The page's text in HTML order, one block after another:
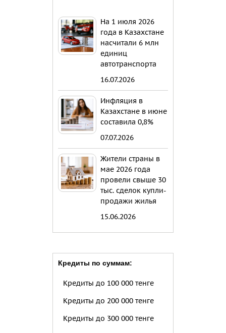
На 1 июля 2026
года в Казахстане
насчитали 6 млн
единиц
автотранспорта
16.07.2026
Инфляция в
Казахстане в июне
составила 0,8%
07.07.2026
Жители страны в
мае 2026 года
провели свыше 30
тыс. сделок купли-
продажи жилья
15.06.2026
Кредиты по суммам:
Кредиты до 100 000 тенге
Кредиты до 200 000 тенге
Кредиты до 300 000 тенге